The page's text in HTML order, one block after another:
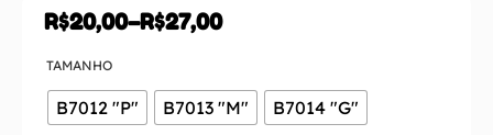
R$20,00–R$27,00
TAMANHO
B7012 "P" B7013 "M" B7014 "G"